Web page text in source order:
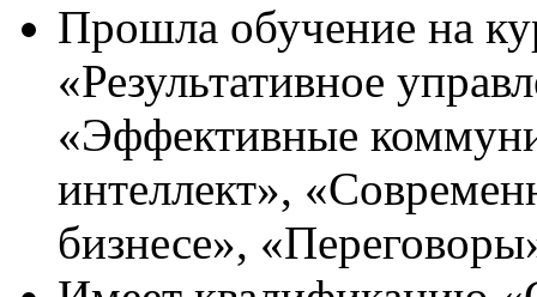
Прошла обучение на
«Результативное
«Эффективные
интеллект»,
бизнесе»,